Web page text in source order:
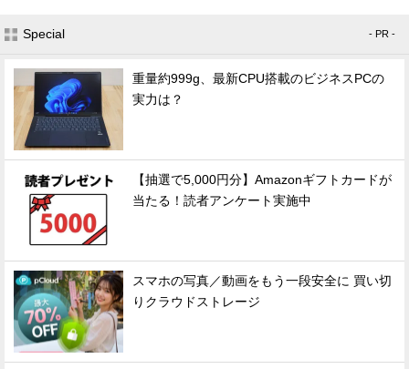
Special - PR -
重量約999g、最新CPU搭載のビジネスPCの
実力は？
【抽選で5,000円分】Amazonギフトカードが
当たる！読者アンケート実施中
スマホの写真／動画をもう一段安全に 買い切
りクラウドストレージ